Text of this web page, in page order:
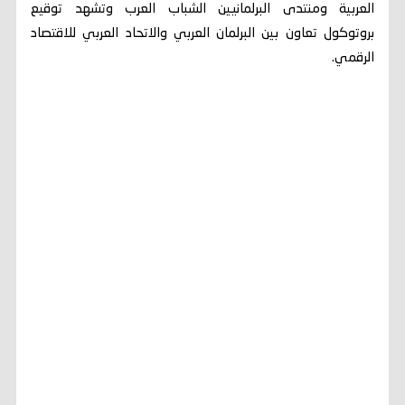
العربية ومنتدى البرلمانيين الشباب العرب وتشهد توقيع
بروتوكول تعاون بين البرلمان العربي والاتحاد العربي للاقتصاد
الرقمي.